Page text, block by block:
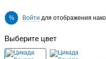
% Войти для отображения
Выберите цвет